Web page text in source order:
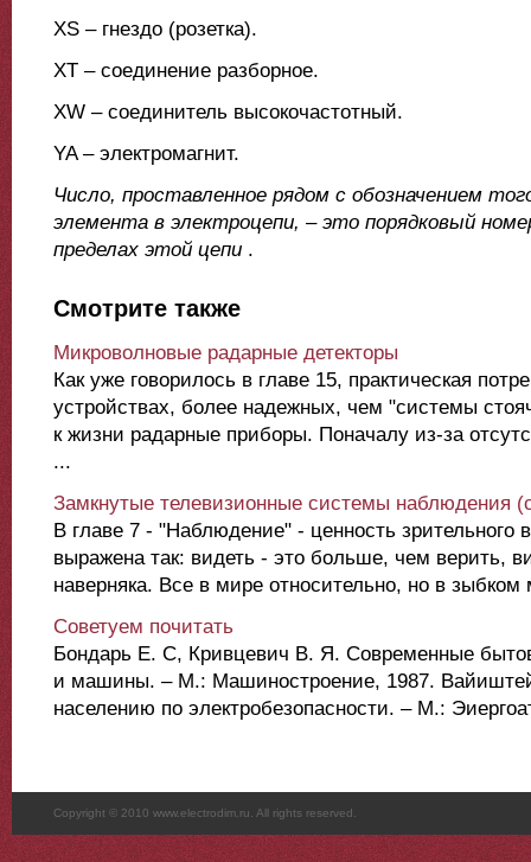
XS – гнездо (розетка).
XT – соединение разборное.
XW – соединитель высокочастотный.
YA – электромагнит.
Число, проставленное рядом с обозначением
элемента в электроцепи, – это порядковый
пределах этой цепи .
Смотрите также
Микроволновые радарные детекторы
Как уже говорилось в главе 15, практическая
устройствах, более надежных, чем "системы
к жизни радарные приборы. Поначалу из-за
...
Замкнутые телевизионные системы наблюдения
В главе 7 - "Наблюдение" - ценность зрительного
выражена так: видеть - это больше, чем верить,
наверняка. Все в мире относительно, но в зыбком
Советуем почитать
Бондарь Е. С, Кривцевич В. Я. Современные
и машины. – М.: Машиностроение, 1987.
населению по электробезопасности. – М.:
Copyright © 2010 www.electrodim.ru. All rights reserved.